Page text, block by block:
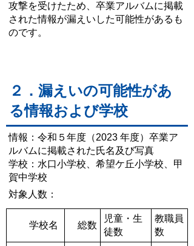
攻撃を受けたため、卒業アルバムに掲載
された情報が漏えいした可能性があるも
のです。
２．漏えいの可能性があ
る情報および学校
情報：令和５年度（2023 年度）卒業ア
ルバムに掲載された氏名及び写真
学校：水口小学校、希望ケ丘小学校、甲
賀中学校
対象人数：
学校名 総数
児童・生
徒数
教職員
数